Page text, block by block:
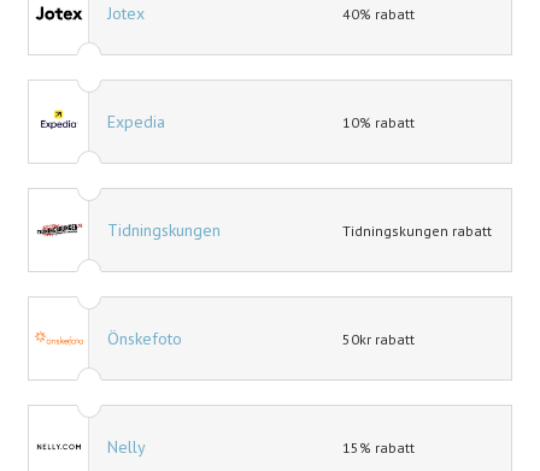
Jotex 40% rabatt
Expedia 10% rabatt
Tidningskungen Tidningskungen rabatt
Önskefoto 50kr rabatt
Nelly 15% rabatt